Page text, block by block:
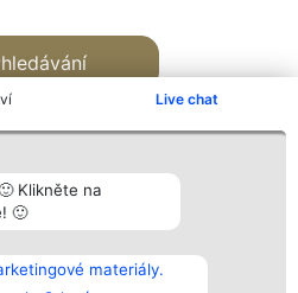
Live chat
Klikněte na
🙂
materiály.
všech
Kontakt